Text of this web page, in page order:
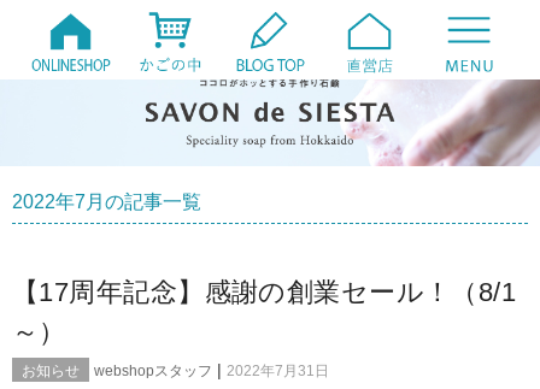
2022年7月の記事一覧
【17周年記念】感謝の創業セール！（8/1
～）
お知らせ webshopスタッフ | 2022年7月31日